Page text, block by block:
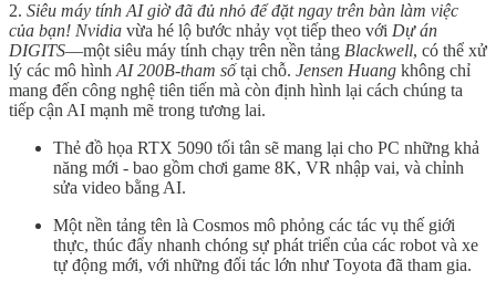
2. Siêu máy tính AI giờ đã đủ nhỏ để đặt ngay trên bàn làm việc
của bạn! Nvidia vừa hé lộ bước nhảy vọt tiếp theo với Dự án
DIGITS—một siêu máy tính chạy trên nền tảng Blackwell, có thể xử
lý các mô hình AI 200B-tham sốtại chỗ. Jensen Huang không chỉ
mang đến công nghệ tiên tiến mà còn định hình lại cách chúng ta
tiếp cận AI mạnh mẽ trong tương lai.
Thẻ đồ họa RTX 5090 tối tân sẽ mang lại cho PC những khả
năng mới - bao gồm chơi game 8K, VR nhập vai, và chỉnh
sửa video bằng AI.
Một nền tảng tên là Cosmos mô phỏng các tác vụ thế giới
thực, thúc đẩy nhanh chóng sự phát triển của các robot và xe
tự động mới, với những đối tác lớn như Toyota đã tham gia.